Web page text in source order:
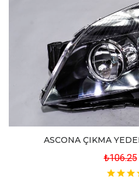
ASCONA ÇIKMA
₺106.25